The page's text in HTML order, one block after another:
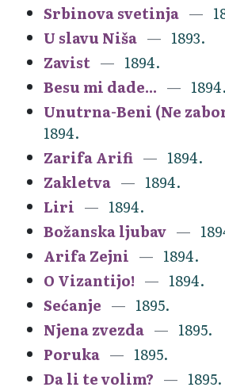
Srbinova svetinja
U slavu Niša
1893.
Zavist
1894.
Besu mi dade...
1894.
Unutrna-Beni (Ne
1894.
Zarifa Arifi
1894.
Zakletva
1894.
Liri
1894.
Božanska ljubav
Arifa Zejni
1894.
O Vizantijo!
1894.
Sećanje
1895.
Njena zvezda
1895.
Poruka
1895.
Da li te volim?
1895.